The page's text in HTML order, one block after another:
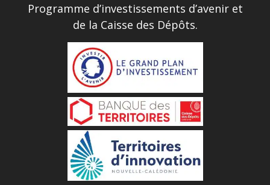
Programme d’investissements d’avenir et
de la Caisse des Dépôts.